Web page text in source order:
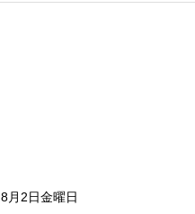
8月2日金曜日